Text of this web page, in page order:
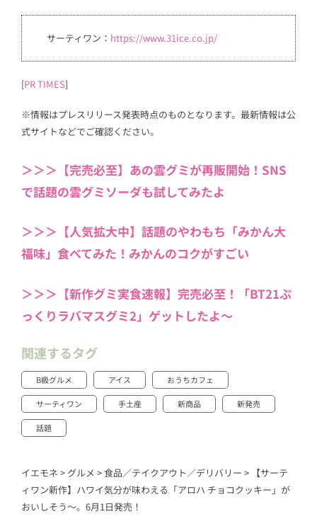
サーティワン： https://www.31ice.co.jp/
[PR TIMES]
※情報はプレスリリース発表時点のものとなります。最新情報は公
式サイトなどでご確認ください。
＞＞＞【完売必至】あの雲グミが再販開始！SNS
で話題の雲グミソーダも試してみたよ
＞＞＞【人気拡大中】話題のやわもち「みかん大
福味」食べてみた！みかんのコクがすごい
＞＞＞【新作グミ実食速報】完売必至！「BT21ぷ
っくりラバマスグミ2」ゲットしたよ～
関連するタグ
B級グルメ アイス おうちカフェ
サーティワン 手土産 新商品 新発売
話題
イエモネ > グルメ >食品／テイクアウト／デリバリー > 【サーテ
ィワン新作】ハワイ気分が味わえる「アロハ チョコクッキー」が
おいしそう～。6月1日発売！